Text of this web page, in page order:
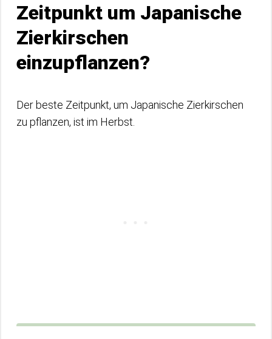
Zeitpunkt um Japanische
Zierkirschen
einzupflanzen?
Der beste Zeitpunkt, um Japanische Zierkirschen
zu pflanzen, ist im Herbst.